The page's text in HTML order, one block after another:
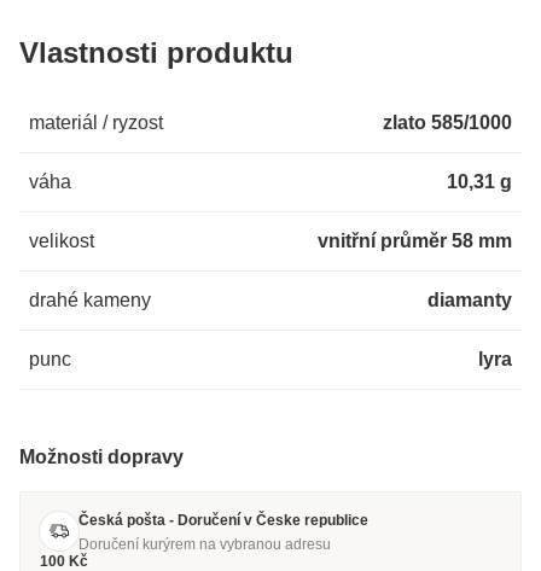
Vlastnosti produktu
materiál / ryzost zlato 585/1000
váha 10,31 g
velikost vnitřní průměr 58 mm
drahé kameny diamanty
punc lyra
Možnosti dopravy
Česká pošta - Doručení v Česke republice
Doručení kurýrem na vybranou adresu
100 Kč